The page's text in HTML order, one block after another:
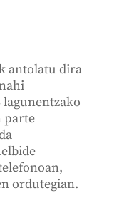
antolatu dira
parte
ordutegian.